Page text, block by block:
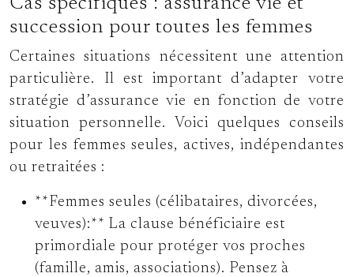
Cas spécifiques : assurance vie et
succession pour toutes les femmes
Certaines situations nécessitent une attention
particulière. Il est important d’adapter votre
stratégie d’assurance vie en fonction de votre
situation personnelle. Voici quelques conseils
pour les femmes seules, actives, indépendantes
ou retraitées :
**Femmes seules (célibataires, divorcées,
veuves):** La clause bénéficiaire est
primordiale pour protéger vos proches
(famille, amis, associations). Pensez à